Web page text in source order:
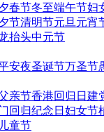
训公
春节冬至端午节妇
节清明节元旦 元宵
抬头中元节
安夜圣诞节万圣节
亲节香港回归日 建
回归纪念日 妇女节
童节